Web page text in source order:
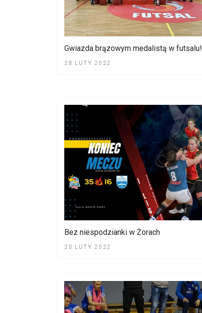
Gwiazda brązowym medalistą w futsalu!
28 LUTY 2022
Bez niespodzianki w Żorach
20 LUTY 2022